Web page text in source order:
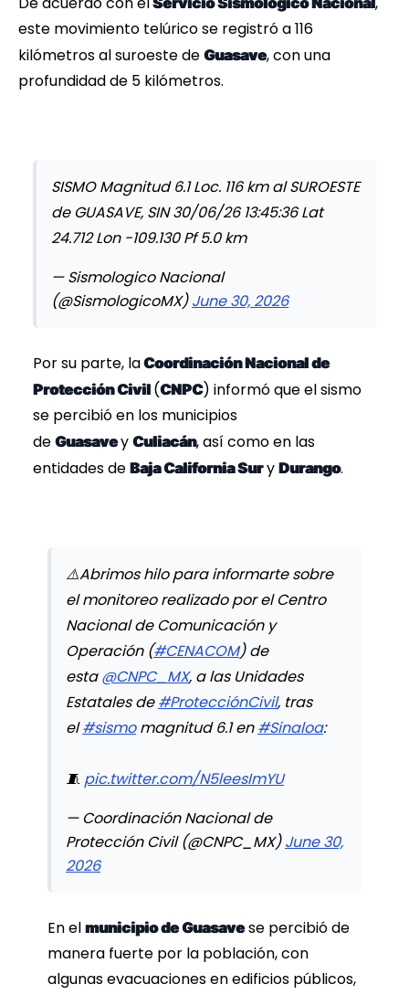
este movimiento telúrico se registró a 116
kilómetros al suroeste de Guasave, con una
profundidad de 5 kilómetros.
SISMO Magnitud 6.1 Loc. 116 km al SUROESTE
de GUASAVE, SIN 30/06/26 13:45:36 Lat
24.712 Lon -109.130 Pf 5.0 km
— Sismologico Nacional
(@SismologicoMX)June 30, 2026
Por su parte, laCoordinación Nacional de
Protección Civil (CNPC) informó que el sismo
se percibió en los municipios
de Guasavey Culiacán, así como en las
entidades de Baja California Sury Durango.
⚠️Abrimos hilo para informarte sobre
el monitoreo realizado por el Centro
Nacional de Comunicación y
Operación (#CENACOM) de
esta@CNPC_MX, a las Unidades
Estatales de#ProtecciónCivil, tras
el#sismomagnitud 6.1 en#Sinaloa:
🧵 pic.twitter.com/N5leesImYU
— Coordinación Nacional de
Protección Civil (@CNPC_MX)June 30,
2026
En el municipio de Guasavese percibió de
manera fuerte por la población, con
algunas evacuaciones en edificios públicos,